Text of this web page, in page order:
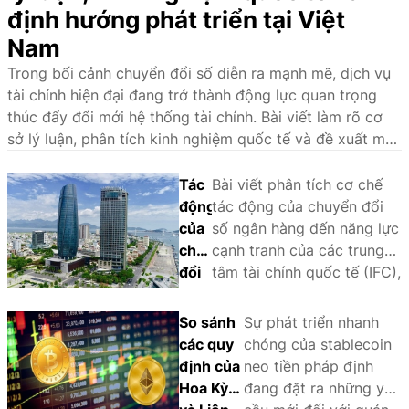
định hướng phát triển tại Việt
Nam
Trong bối cảnh chuyển đổi số diễn ra mạnh mẽ, dịch vụ
tài chính hiện đại đang trở thành động lực quan trọng
thúc đẩy đổi mới hệ thống tài chính. Bài viết làm rõ cơ
sở lý luận, phân tích kinh nghiệm quốc tế và đề xuất một
chính hiện đại tại Việt Nam.
Tác
động
của
chuyển
đổi
ngân
hàng
đến
năng
lực
Bài viết phân tích cơ chế
tác động của chuyển đổi
số ngân hàng đến năng lực
cạnh tranh của các trung
tâm tài chính quốc tế (IFC),
phân tích so sánh định tính
(QCA) trên một số trường
hợp tại châu Á - Thái Bình
Dương là Singapore, Hồng
Kông, Tokyo, Thượng Hải,
So sánh
các quy
định của
Hoa Kỳ
Sự phát triển nhanh
chóng của stablecoin
neo tiền pháp định
đang đặt ra những yêu